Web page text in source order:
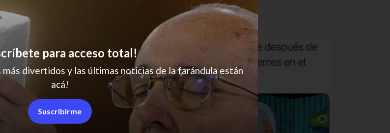
los días
para acceso total!
divertidos y las últimas noticias de la farándula están
acá!
Suscribirme